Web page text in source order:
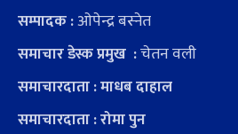
सम्पादक :ओपेन्द्र बस्नेत
समाचार डेस्क प्रमुख :चेतन वली
समाचारदाता : माधब दाहाल
समाचारदाता : रोमा पुन